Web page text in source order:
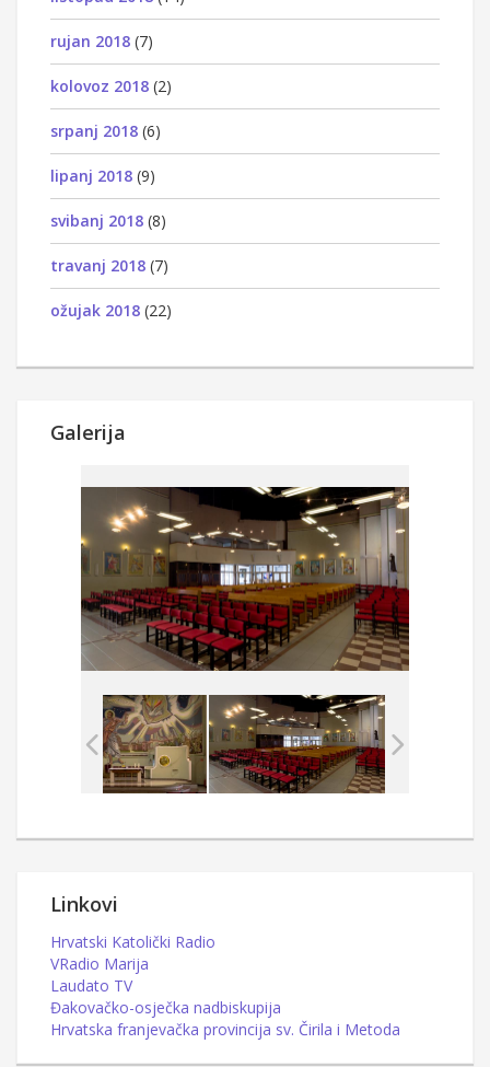
rujan 2018 (7)
kolovoz 2018 (2)
srpanj 2018 (6)
lipanj 2018 (9)
svibanj 2018 (8)
travanj 2018 (7)
ožujak 2018 (22)
Galerija
Linkovi
Hrvatski Katolički Radio
VRadio Marija
Laudato TV
Đakovačko-osječka nadbiskupija
Hrvatska franjevačka provincija sv. Čirila i Metoda